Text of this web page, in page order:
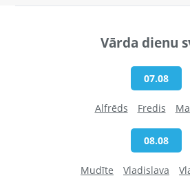
Vārda dienu
07.08
Alfrēds Fredis
08.08
Mudīte Vladislava